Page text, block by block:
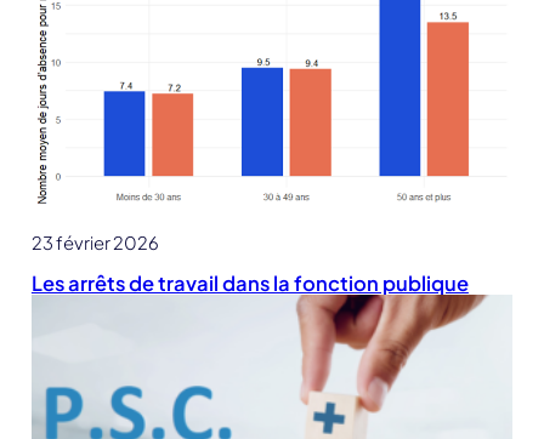
23 février 2026
Les arrêts de travail dans la fonction publique